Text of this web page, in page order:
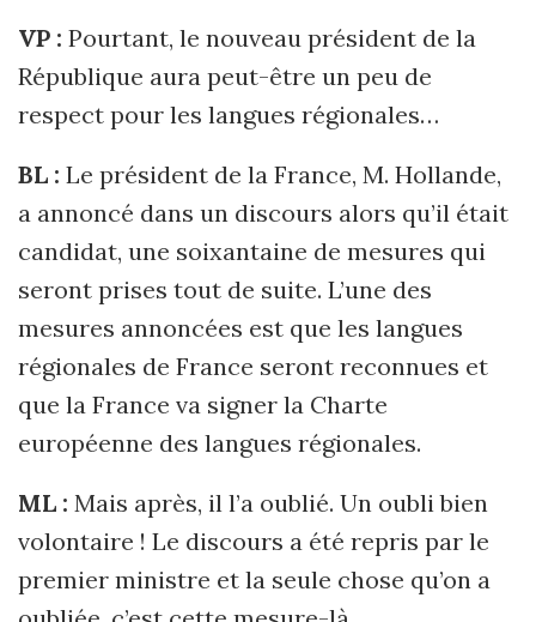
VP : Pourtant, le nouveau président de la
République aura peut-être un peu de
respect pour les langues régionales…
BL : Le président de la France, M. Hollande,
a annoncé dans un discours alors qu’il était
candidat, une soixantaine de mesures qui
seront prises tout de suite. L’une des
mesures annoncées est que les langues
régionales de France seront reconnues et
que la France va signer la Charte
européenne des langues régionales.
ML : Mais après, il l’a oublié. Un oubli bien
volontaire ! Le discours a été repris par le
premier ministre et la seule chose qu’on a